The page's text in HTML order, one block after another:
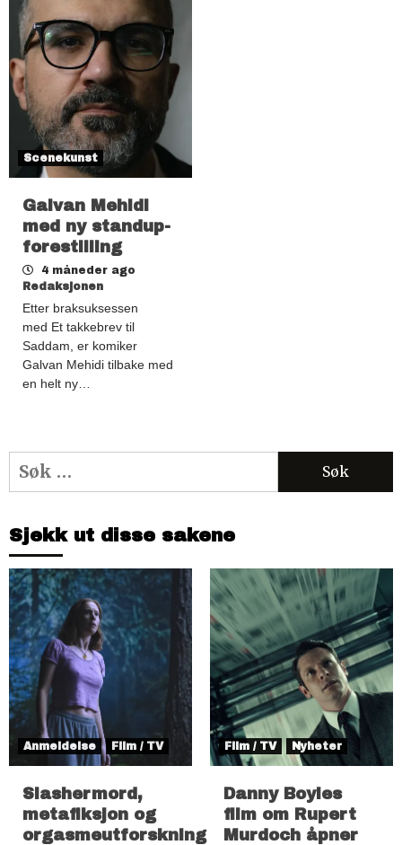
Scenekunst
Galvan Mehidi
med ny standup-
forestilling
4 måneder ago
Redaksjonen
Etter braksuksessen
med Et takkebrev til
Saddam, er komiker
Galvan Mehidi tilbake med
en helt ny…
Søk
etter:
Sjekk ut disse sakene
Anmeldelse Film / TV
Slashermord,
metafiksjon og
orgasmeutforskning
Film / TV Nyheter
Danny Boyles
film om Rupert
Murdoch åpner